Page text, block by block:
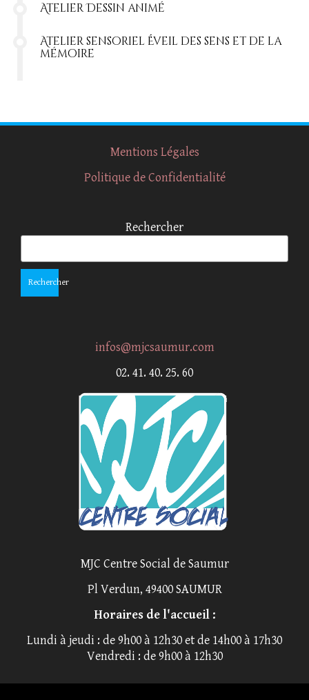
Atelier Dessin animé
Atelier sensoriel Éveil des sens et de la
mémoire
Mentions Légales
Politique de Confidentialité
Rechercher
Rechercher
infos@mjcsaumur.com
02. 41. 40. 25. 60
MJC Centre Social de Saumur
Pl Verdun, 49400 SAUMUR
Horaires de l'accueil :
Lundi à jeudi : de 9h00 à 12h30 et de 14h00 à 17h30
Vendredi : de 9h00 à 12h30